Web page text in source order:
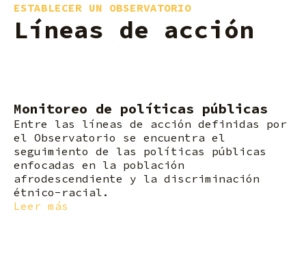
ESTABLECER UN OBSERVATORIO
Líneas de acción
Monitoreo de políticas públicas
Entre las líneas de acción definidas por
el Observatorio se encuentra el
seguimiento de las políticas públicas
enfocadas en la población
afrodescendiente y la discriminación
étnico-racial.
Leer más